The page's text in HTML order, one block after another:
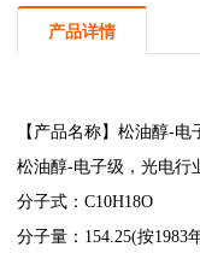
产品详情
【产品名称】 松油醇-电
松油醇-电子级 ，光电行
分子式：C10H18O
分子量：154.25(按1983